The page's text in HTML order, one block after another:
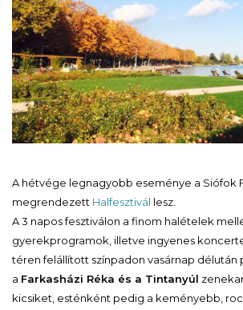
A hétvége legnagyobb eseménye a Siófok
megrendezett Halfesztivál lesz.
A 3 napos fesztiválon a finom halételek
gyerekprogramok, illetve ingyenes
téren felállított színpadon vasárnap délután
a Farkasházi Réka és a Tintanyúl
kicsiket, esténként pedig a keményebb,